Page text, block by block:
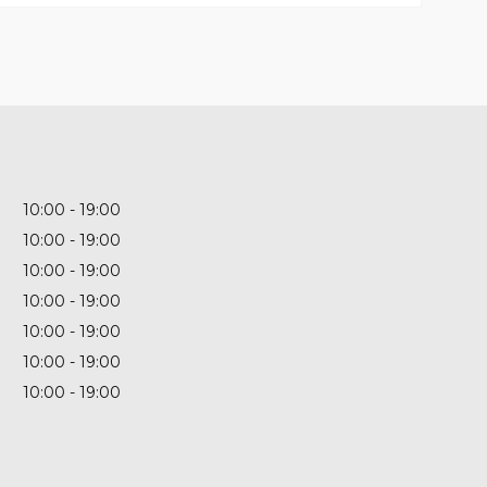
10:00
19:00
10:00
19:00
10:00
19:00
10:00
19:00
10:00
19:00
10:00
19:00
10:00
19:00